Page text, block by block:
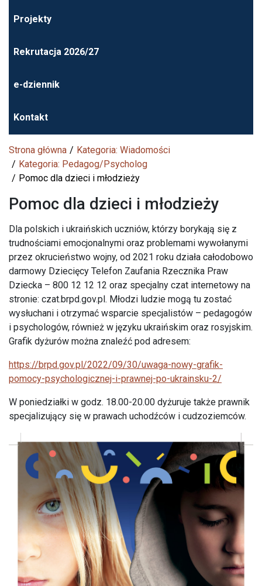
Projekty
Rekrutacja 2026/27
e-dziennik
Kontakt
Strona główna
Kategoria: Wiadomości
Kategoria: Pedagog/Psycholog
Pomoc dla dzieci i młodzieży
Pomoc dla dzieci i młodzieży
Dla polskich i ukraińskich uczniów, którzy borykają się z
trudnościami emocjonalnymi oraz problemami wywołanymi
przez okrucieństwo wojny, od 2021 roku działa całodobowo
darmowy Dziecięcy Telefon Zaufania Rzecznika Praw
Dziecka – 800 12 12 12 oraz specjalny czat internetowy na
stronie: czat.brpd.gov.pl. Młodzi ludzie mogą tu zostać
wysłuchani i otrzymać wsparcie specjalistów – pedagogów
i psychologów, również w języku ukraińskim oraz rosyjskim.
Grafik dyżurów można znaleźć pod adresem:
https://brpd.gov.pl/2022/09/30/uwaga-nowy-grafik-
pomocy-psychologicznej-i-prawnej-po-ukrainsku-2/
W poniedziałki w godz. 18.00-20.00 dyżuruje także prawnik
specjalizujący się w prawach uchodźców i cudzoziemców.